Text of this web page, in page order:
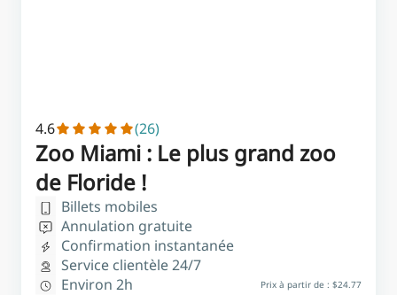
4.6 (26)
Zoo Miami : Le plus grand zoo
de Floride !
Billets mobiles
Annulation gratuite
Confirmation instantanée
Service clientèle 24/7
Environ 2h
Prix à partir de : $24.77